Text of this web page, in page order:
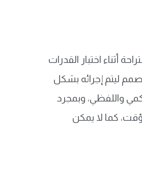
أثناء اختبار القدرات
ليتم إجرائه بشكل
تشمل القسمين الكمي واللفظي، وبمجرد
كما لا يمكن